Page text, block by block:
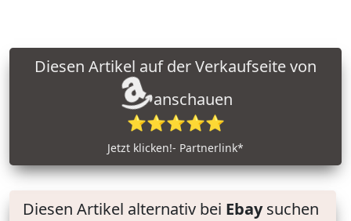
anschauen
⭐⭐⭐⭐⭐
Jetzt klicken!- Partnerlink*
Diesen Artikel alternativ bei Ebaysuchen